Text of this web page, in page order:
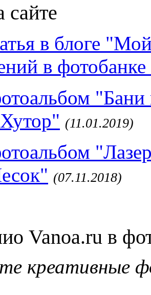
сайте
в блоге
в
"Бани
(11.01.2019)
(07.11.2018)
Vanoa.ru в
креативные